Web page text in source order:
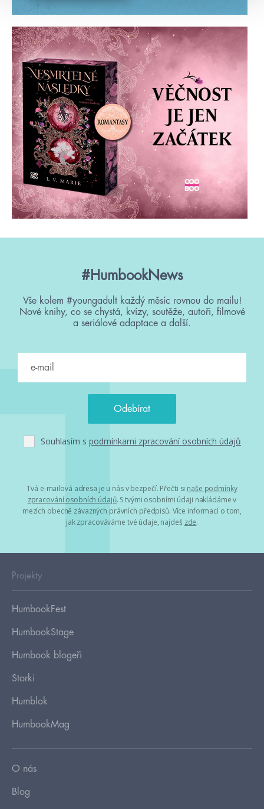
#HumbookNews
Vše kolem #youngadult každý měsíc rovnou do mailu!
Nové knihy, co se chystá, kvízy, soutěže, autoři, filmové
a seriálové adaptace a další.
Souhlasím s podmínkami zpracování osobních údajů
Tvá e-mailová adresa je u nás v bezpečí. Přečti si naše podmínky
zpracování osobních údajů. S tvými osobními údaji nakládáme v
mezích obecně závazných právních předpisů. Více informací o tom,
jak zpracováváme tvé údaje, najdeš zde.
Projekty
HumbookFest
HumbookStage
Humbook blogeři
Storki
Humblok
HumbookMag
O nás
Blog